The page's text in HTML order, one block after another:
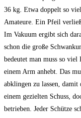
36 kg. Etwa doppelt so
Amateure. Ein Pfeil
Im Vakuum ergibt sich
schon die große
bedeutet man muss so
einem Arm anhebt. Das
abklingen zu lassen,
einem gezielten Schuss,
betrieben. Jeder Schütze